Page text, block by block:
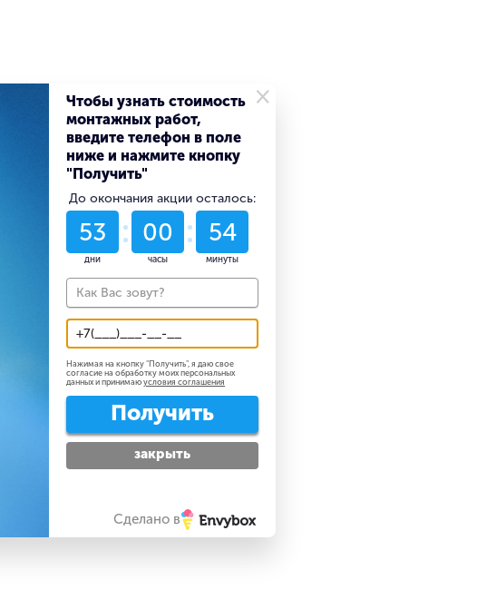
×
Чтобы узнать стоимость
монтажных работ,
введите телефон в поле
ниже и нажмите кнопку
"Получить"
До окончания акции осталось:
53
дни
00
часы
54
минуты
Нажимая на кнопку "Получить", я даю свое
согласие на обработку моих персональных
данных и принимаю условия соглашения
Получить
закрыть
Сделано в